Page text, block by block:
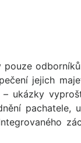
jejich
ukázky
pachatele,